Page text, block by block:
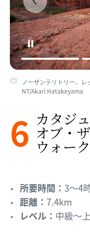
ノーザンテリトリー、
NT/Akari Hatakeyama
6 カタジ
オブ・
ウォーク
所要時間： 3～4
距離： 7.4km
レベル： 中級～